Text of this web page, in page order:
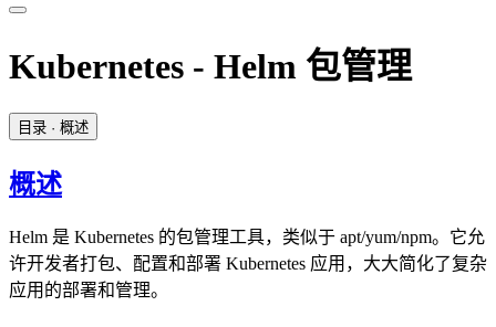
Kubernetes - Helm 包管理
目录 · 概述
概述
Helm 是 Kubernetes 的包管理工具，类似于 apt/yum/npm。它允
许开发者打包、配置和部署 Kubernetes 应用，大大简化了复杂
应用的部署和管理。